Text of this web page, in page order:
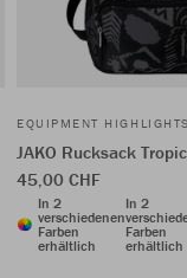
EQUIPMENT
JAKO Rucksack
45,00 CHF
In 2
verschiedenen
Farben
erhältlich
In 2
Farben
erhältlich